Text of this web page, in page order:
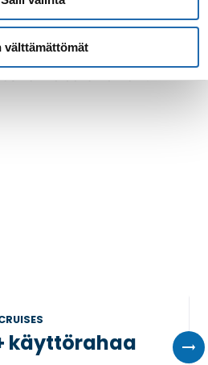
välttämättömät
vaihtelee laivoittain.
käyttörahaa